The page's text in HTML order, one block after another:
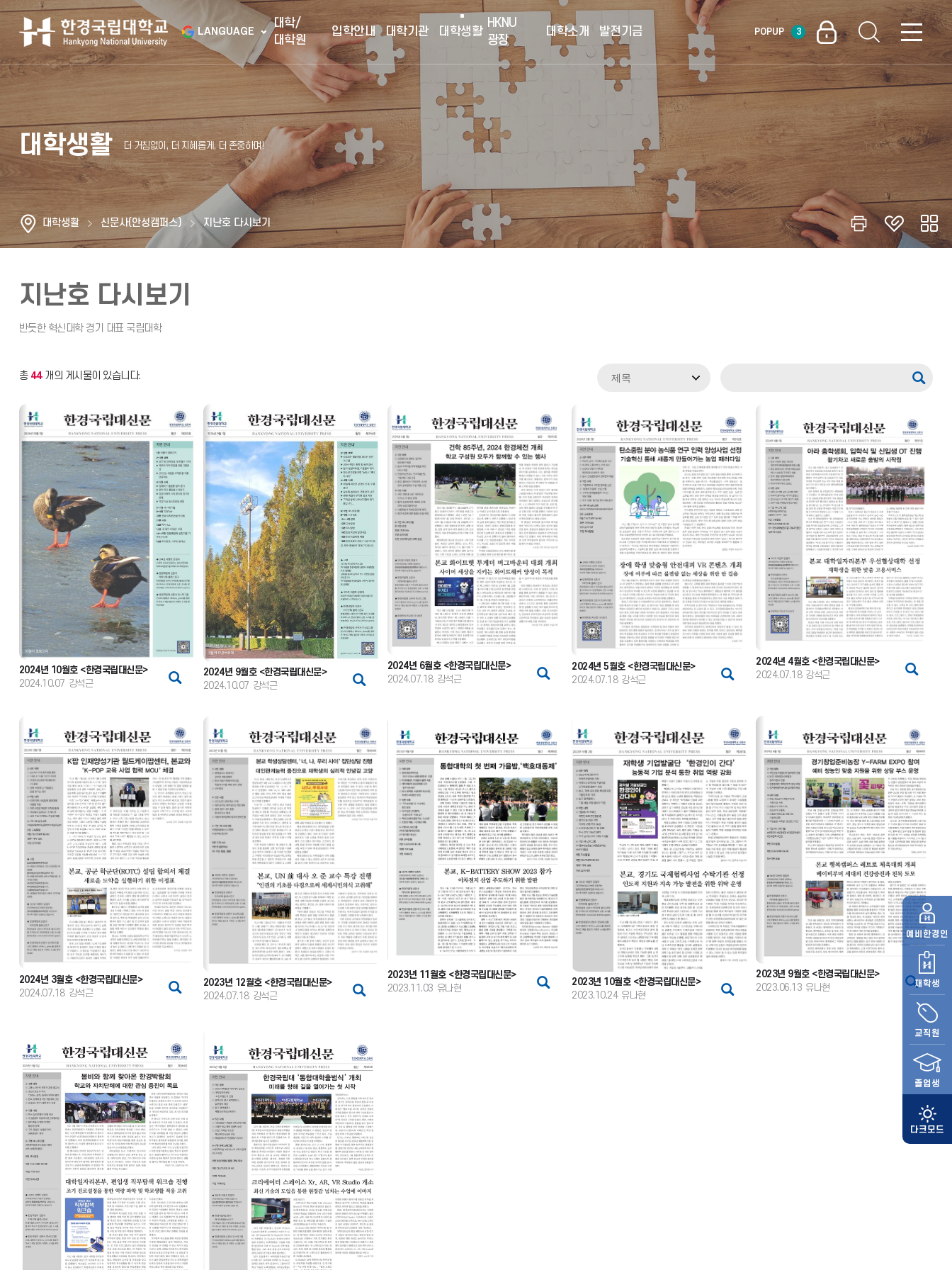
LANGUAGE
대학/
대학원
입학안내 대학기관 대학생활
HKNU
광장
대학소개 발전기금 POPUP 3
예비 한경인
재학생
교직원
졸업생
대학생활
대학생활 신문사(안성캠퍼스) 지난호 다시보기
지난호 다시보기
총 44개의 게시물이 있습니다.
2024년 10월호 <한경국립대신문>
2024.10.07 강석근
2024년 9월호 <한경국립대신문>
2024.10.07 강석근
2024년 6월호 <한경국립대신문>
2024.07.18 강석근
2024년 5월호 <한경국립대신문>
2024.07.18 강석근
2024년 4월호 <한경국립대신문>
2024.07.18 강석근
2024년 3월호 <한경국립대신문>
2024.07.18 강석근
2023년 12월호 <한경국립대신문>
2024.07.18 강석근
2023년 11월호 <한경국립대신문>
2023.11.03 유나현
2023년 10월호 <한경국립대신문>
2023.10.24 유나현
2023년 9월호 <한경국립대신문>
2023.06.13 유나현